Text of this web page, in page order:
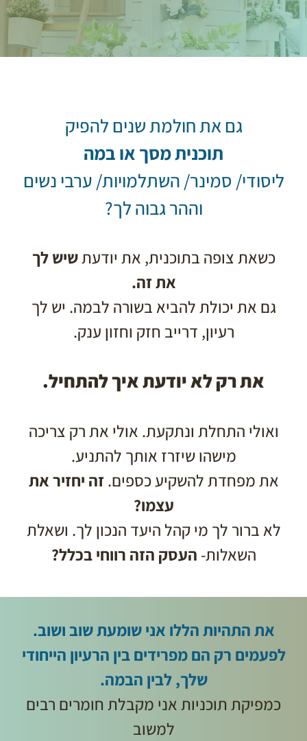
גם את חולמת שנים להפיק
תוכנית מסך או במה
ליסודי/ סמינר/ השתלמויות/ ערבי נשים
וההר גבוה לך?
כשאת צופה בתוכנית, את יודעתשיש לך
את זה.
גם את יכולת להביא בשורה לבמה. יש לך
רעיון, דרייב חזק וחזון ענק.
את רק לא יודעת איך להתחיל.
ואולי התחלת ונתקעת. אולי את רק צריכה
מישהו שיזרז אותך להתניע.
את מפחדת להשקיע כספים. זה יחזיר את
עצמו?
לא ברור לך מי קהל היעד הנכון לך. ושאלת
השאלות- העסק הזה רווחי בכלל?
את התהיות הללו אני שומעת שוב ושוב.
לפעמים רק הם מפרידים בין הרעיון הייחודי
שלך, לבין הבמה.
כמפיקת תוכניות אני מקבלת חומרים רבים
למשוב